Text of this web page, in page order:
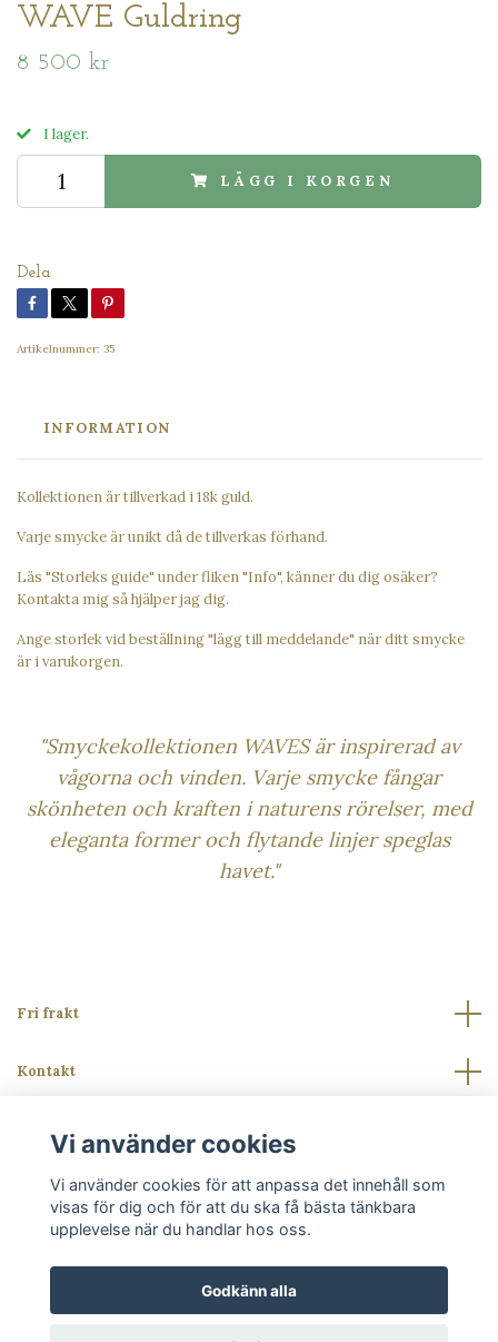
WAVE Guldring
8 500 kr
I lager.
LÄGG I KORGEN
Dela
Artikelnummer: 35
INFORMATION
Kollektionen är tillverkad i 18k guld.
Varje smycke är unikt då de tillverkas förhand.
Läs "Storleks guide" under fliken "Info", känner du dig osäker?
Kontakta mig så hjälper jag dig.
Ange storlek vid beställning "lägg till meddelande" när ditt smycke
är i varukorgen.
"Smyckekollektionen WAVES är inspirerad av
vågorna och vinden. Varje smycke fångar
skönheten och kraften i naturens rörelser, med
eleganta former och flytande linjer speglas
havet."
Fri frakt
Kontakt
Sociala medier
Vi använder cookies
Vi använder cookies för att anpassa det innehåll som
visas för dig och för att du ska få bästa tänkbara
upplevelse när du handlar hos oss.
Godkänn alla